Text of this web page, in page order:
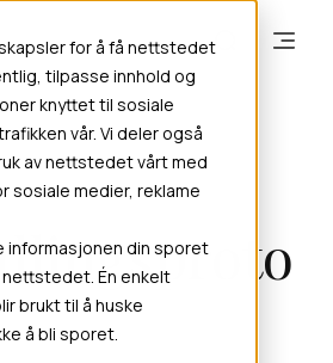
for å få nettstedet
tilpasse innhold og
knyttet til sosiale
vår. Vi deler også
av nettstedet vårt med
sosiale medier, reklame
informasjonen din sporet
Én enkelt
brukt til å huske
å bli sporet.